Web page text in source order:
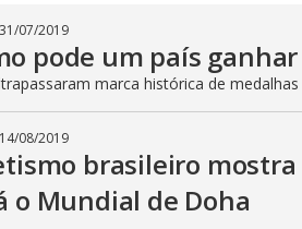
31/07/2019
pode um país
marca histórica de
14/08/2019
brasileiro
o Mundial de Doha